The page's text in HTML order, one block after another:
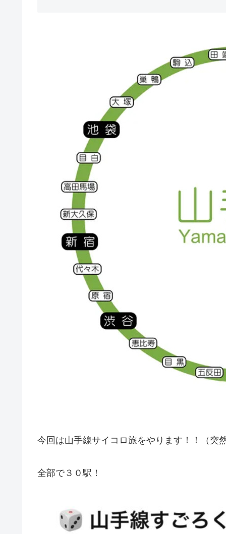
今回は山手線サイコロ旅をやります！！（突
全部で３０駅！